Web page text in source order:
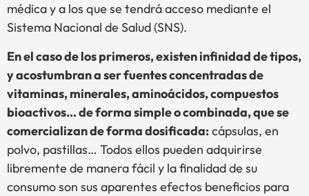
médica y a los que se tendrá acceso mediante el
Sistema Nacional de Salud (SNS).
En el caso de los primeros, existen infinidad de tipos,
y acostumbran a ser fuentes concentradas de
vitaminas, minerales, aminoácidos, compuestos
bioactivos… de forma simple o combinada, que se
comercializan de forma dosificada:cápsulas, en
polvo, pastillas… Todos ellos pueden adquirirse
libremente de manera fácil y la finalidad de su
consumo son sus aparentes efectos beneficios para